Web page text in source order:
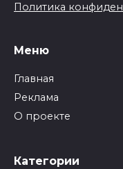
Политика
Меню
Главная
Реклама
О проекте
Категории